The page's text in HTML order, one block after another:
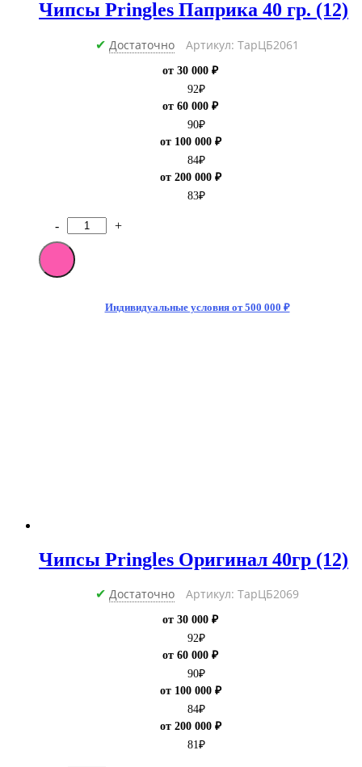
Чипсы Pringles Паприка 40 гр. (12)
✔ Достаточно Артикул: ТарЦБ2061
от 30 000 ₽
92₽
от 60 000 ₽
90₽
от 100 000 ₽
84₽
от 200 000 ₽
83₽
Количество
товара
Чипсы
Pringles
- +
Индивидуальные условия от 500 000 ₽
Чипсы Pringles Оригинал 40гр (12)
✔ Достаточно Артикул: ТарЦБ2069
от 30 000 ₽
92₽
от 60 000 ₽
90₽
от 100 000 ₽
84₽
от 200 000 ₽
81₽